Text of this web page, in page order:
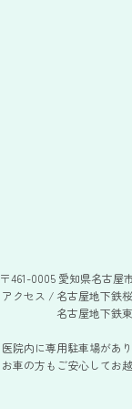
〒461-0005 愛知県名古屋
アクセス / 名古屋地下鉄
名古屋地下鉄
医院内に専用駐車場があ
お車の方もご安心してお